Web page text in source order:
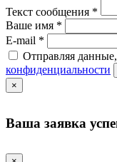
Текст сообщения *
Ваше имя *
E-mail *
Отправляя
конфиденциальности
×
Ваша заявка